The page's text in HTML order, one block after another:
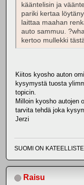
kääntelisin ja
pariki kertaa
laittaa maahan
auto sammuu.
kertoo mullekki
Kiitos kyosho auton
kysymystä tuosta
topicin.
Milloin kyosho autojen
tarvita tehdä joka
Jerzi
SUOMI ON
Raisu